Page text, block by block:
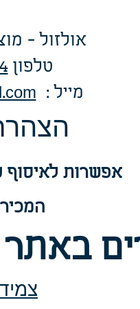
אולזול -
טלפון
: מייל
הצה
אפשרות לאיסוף